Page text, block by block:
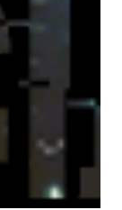
letto
"leggeri", il
la principale
mese -
post.
GENNAIO